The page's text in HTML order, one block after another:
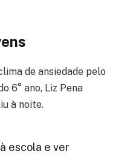
de ansiedade pelo
6° ano, Liz Pena
à noite.
escola e ver